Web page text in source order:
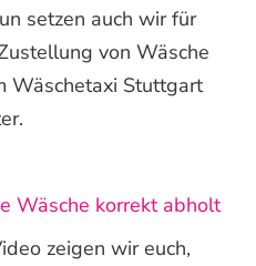
setzen auch wir für
von Wäsche
Wäschetaxi Stuttgart
Wäsche korrekt abholt
zeigen wir euch,